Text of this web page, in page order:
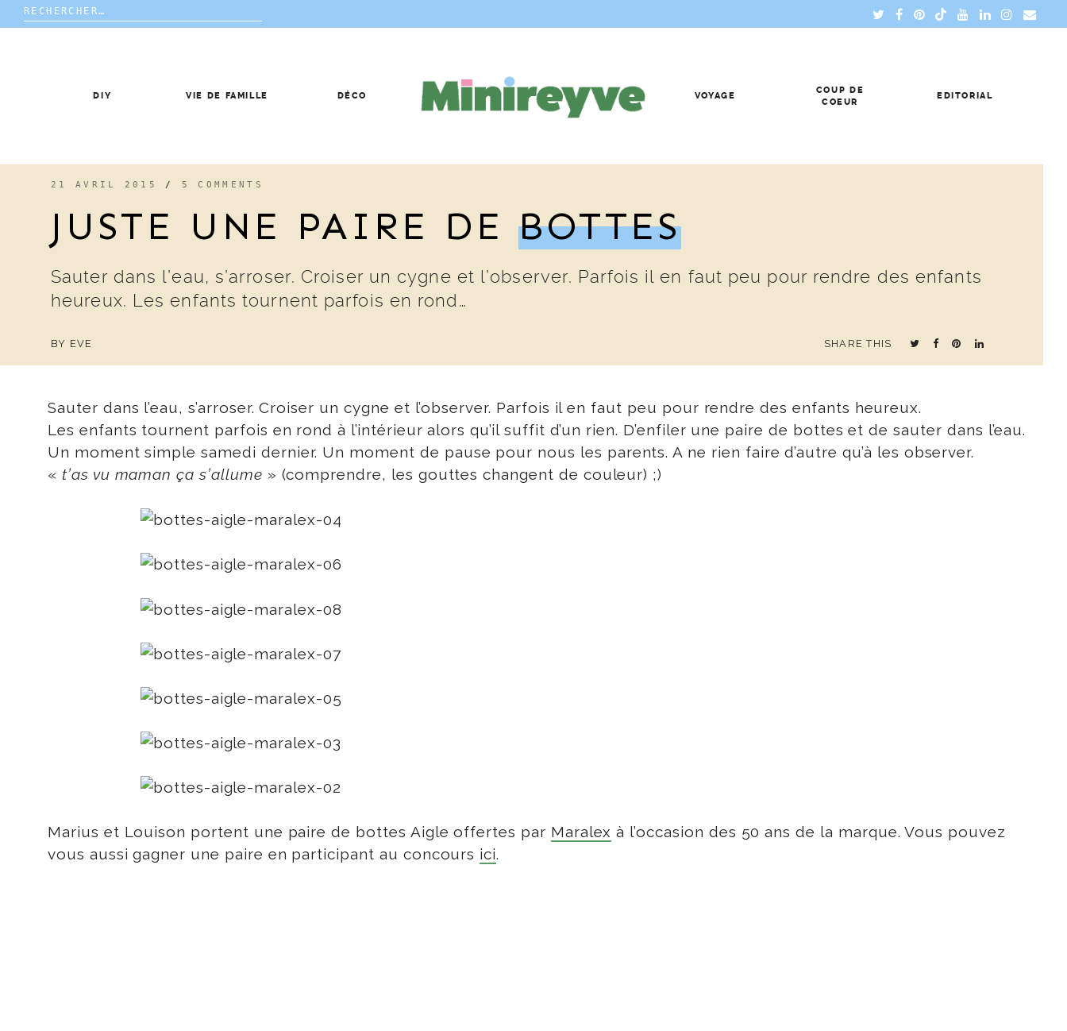
Rechercher :
DIY VIE DE FAMILLE DÉCO VOYAGE
COUP DE
COEUR
EDITORIAL
21 AVRIL 2015 / 5 COMMENTS
JUSTE UNE PAIRE DEBOTTES
Sauter dans l’eau, s’arroser. Croiser un cygne et l’observer. Parfois il en faut peu pour rendre des enfants
heureux. Les enfants tournent parfois en rond…
BY EVE SHARE THIS
Sauter dans l’eau, s’arroser. Croiser un cygne et l’observer. Parfois il en faut peu pour rendre des enfants heureux.
Les enfants tournent parfois en rond à l’intérieur alors qu’il suffit d’un rien. D’enfiler une paire de bottes et de sauter dans l’eau.
Un moment simple samedi dernier. Un moment de pause pour nous les parents. A ne rien faire d’autre qu’à les observer.
« t’as vu maman ça s’allume » (comprendre, les gouttes changent de couleur) ;)
Marius et Louison portent une paire de bottes Aigle offertes par Maralex à l’occasion des 50 ans de la marque. Vous pouvez
vous aussi gagner une paire en participant au concours ici.